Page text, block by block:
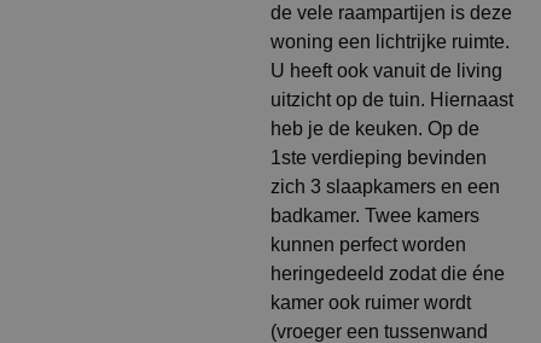
de vele raampartijen is deze
woning een lichtrijke ruimte.
U heeft ook vanuit de living
uitzicht op de tuin. Hiernaast
heb je de keuken. Op de
1ste verdieping bevinden
zich 3 slaapkamers en een
badkamer. Twee kamers
kunnen perfect worden
heringedeeld zodat die éne
kamer ook ruimer wordt
(vroeger een tussenwand